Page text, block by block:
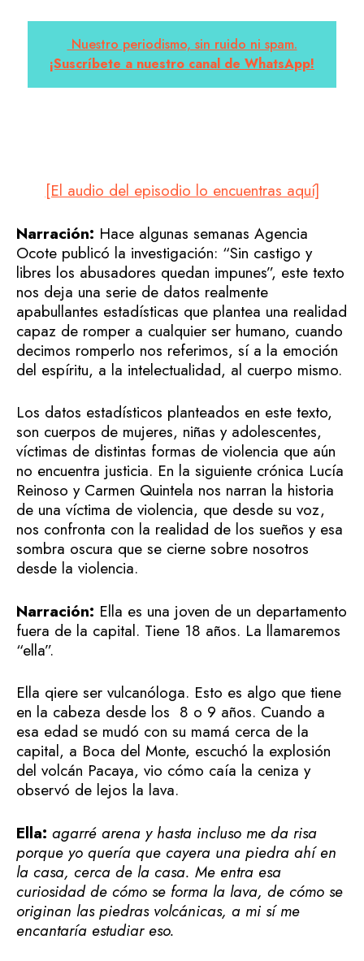
Nuestro periodismo, sin ruido ni spam.
¡Suscríbete a nuestro canal de WhatsApp!
[El audio del episodio lo encuentras aquí]
Narración: Hace algunas semanas Agencia
Ocote publicó la investigación: “Sin castigo y
libres los abusadores quedan impunes”, este texto
nos deja una serie de datos realmente
apabullantes estadísticas que plantea una realidad
capaz de romper a cualquier ser humano, cuando
decimos romperlo nos referimos, sí a la emoción
del espíritu, a la intelectualidad, al cuerpo mismo.
Los datos estadísticos planteados en este texto,
son cuerpos de mujeres, niñas y adolescentes,
víctimas de distintas formas de violencia que aún
no encuentra justicia. En la siguiente crónica Lucía
Reinoso y Carmen Quintela nos narran la historia
de una víctima de violencia, que desde su voz,
nos confronta con la realidad de los sueños y esa
sombra oscura que se cierne sobre nosotros
desde la violencia.
Narración: Ella es una joven de un departamento
fuera de la capital. Tiene 18 años. La llamaremos
“ella”.
Ella qiere ser vulcanóloga. Esto es algo que tiene
en la cabeza desde los 8 o 9 años. Cuando a
esa edad se mudó con su mamá cerca de la
capital, a Boca del Monte, escuchó la explosión
del volcán Pacaya, vio cómo caía la ceniza y
observó de lejos la lava.
Ella: agarré arena y hasta incluso me da risa
porque yo quería que cayera una piedra ahí en
la casa, cerca de la casa. Me entra esa
curiosidad de cómo se forma la lava, de cómo se
originan las piedras volcánicas, a mi sí me
encantaría estudiar eso.